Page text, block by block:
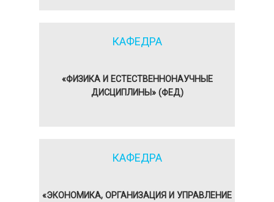
КАФЕДРА
«ФИЗИКА И ЕСТЕСТВЕННОНАУЧНЫЕ
ДИСЦИПЛИНЫ» (ФЕД)
КАФЕДРА
«ЭКОНОМИКА, ОРГАНИЗАЦИЯ И УПРАВЛЕНИЕ